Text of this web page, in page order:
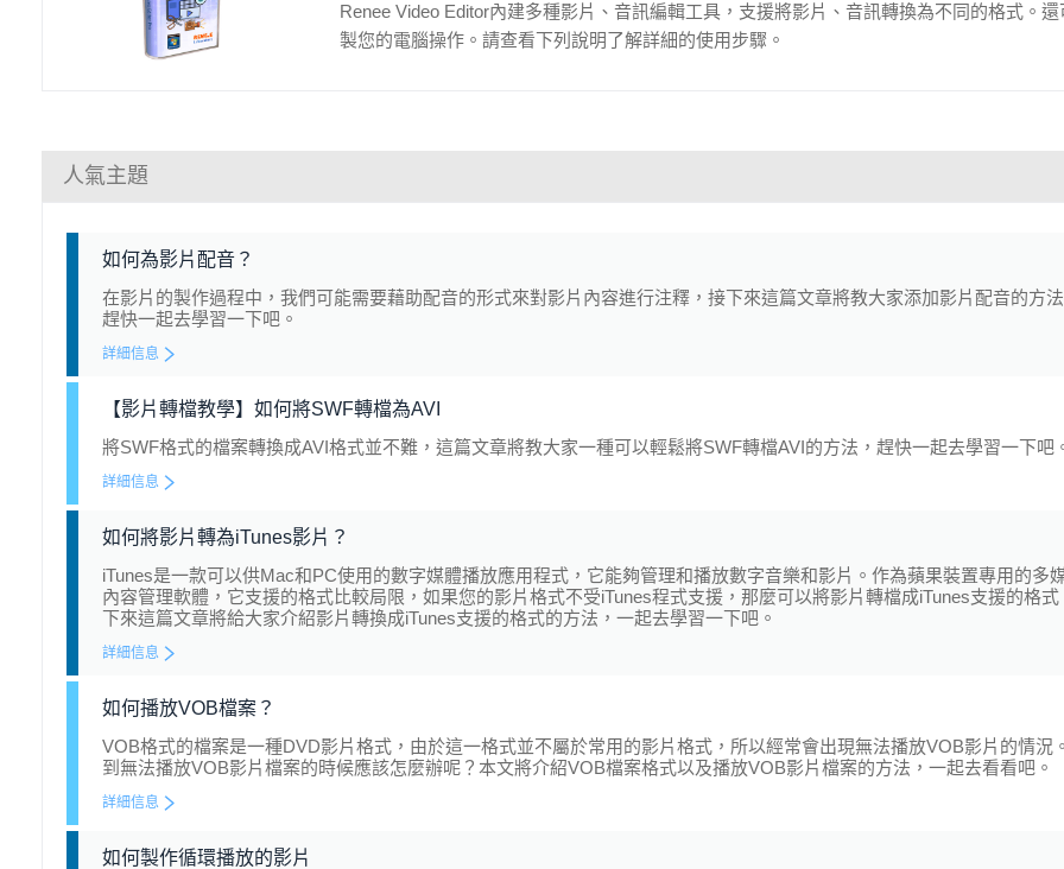
Renee Video Editor內建多種影片、音訊編輯工具，支援將影片、音訊轉換為不同的格式。還
製您的電腦操作。請查看下列說明了解詳細的使用步驟。
人氣主題
如何為影片配音？
在影片的製作過程中，我們可能需要藉助配音的形式來對影片內容進行注釋，接下來這篇文章將教大家添加影片配音的方法
趕快一起去學習一下吧。
詳細信息
【影片轉檔教學】如何將SWF轉檔為AVI
將SWF格式的檔案轉換成AVI格式並不難，這篇文章將教大家一種可以輕鬆將SWF轉檔AVI的方法，趕快一起去學習一下吧
詳細信息
如何將影片轉為iTunes影片？
iTunes是一款可以供Mac和PC使用的數字媒體播放應用程式，它能夠管理和播放數字音樂和影片。作為蘋果裝置專用的多
內容管理軟體，它支援的格式比較局限，如果您的影片格式不受iTunes程式支援，那麼可以將影片轉檔成iTunes支援的格式
下來這篇文章將給大家介紹影片轉換成iTunes支援的格式的方法，一起去學習一下吧。
詳細信息
如何播放VOB檔案？
VOB格式的檔案是一種DVD影片格式，由於這一格式並不屬於常用的影片格式，所以經常會出現無法播放VOB影片的情況
到無法播放VOB影片檔案的時候應該怎麼辦呢？本文將介紹VOB檔案格式以及播放VOB影片檔案的方法，一起去看看吧。
詳細信息
如何製作循環播放的影片